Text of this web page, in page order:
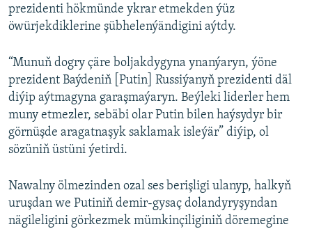
prezidenti hökmünde ykrar etmekden ýüz
öwürjekdiklerine şübhelenýändigini aýtdy.
“Munuň dogry çäre boljakdygyna ynanýaryn, ýöne
prezident Baýdeniň [Putin] Russiýanyň prezidenti däl
diýip aýtmagyna garaşmaýaryn. Beýleki liderler hem
muny etmezler, sebäbi olar Putin bilen haýsydyr bir
görnüşde aragatnaşyk saklamak isleýär” diýip, ol
sözüniň üstüni ýetirdi.
Nawalny ölmezinden ozal ses berişligi ulanyp, halkyň
uruşdan we Putiniň demir-gysaç dolandyryşyndan
nägileligini görkezmek mümkinçiliginiň döremegine